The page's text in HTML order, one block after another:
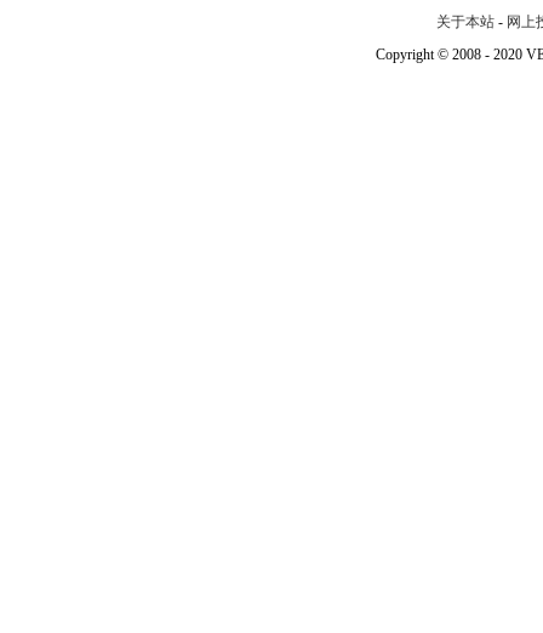
关于本站 - 网上
Copyright © 2008 - 2020